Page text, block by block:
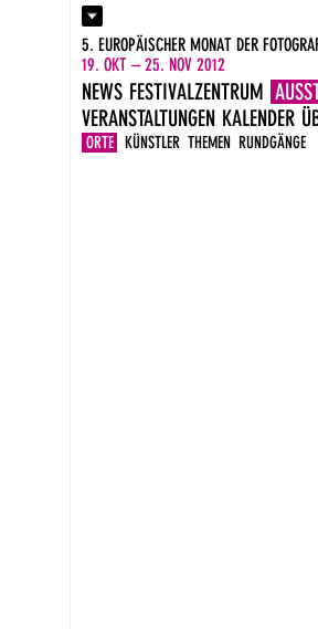
Kontakt
Presse
Impressum
DE
EN
5. EUROPÄISCHER MONAT DER
19. OKT – 25. NOV 2012
NEWS FESTIVALZENTRUM
ORTE KÜNSTLER THEMEN RUNDGÄNGE
VERANSTALTUNGEN KALENDER